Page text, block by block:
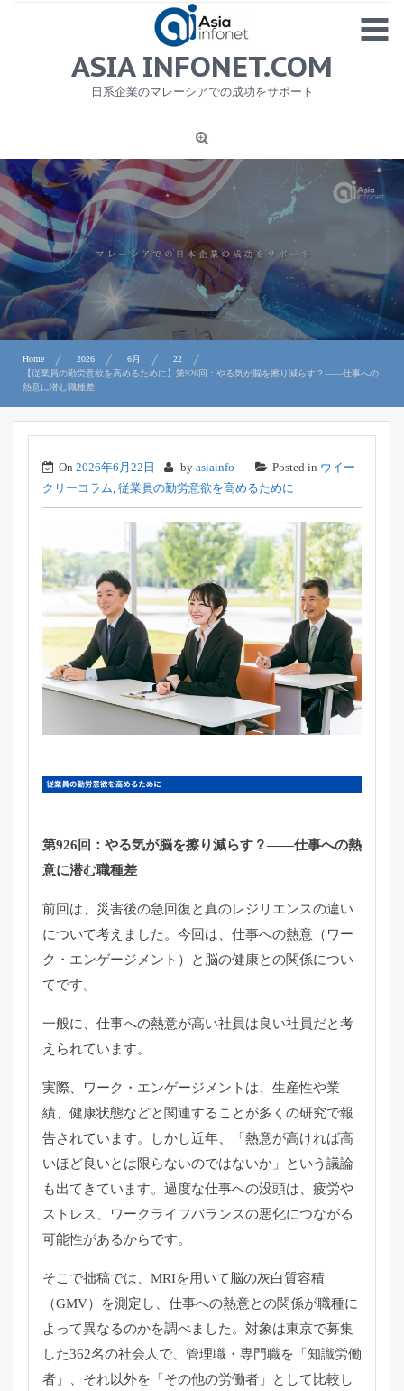
MENU
1
ニュース
労務サービス
プライバシーポリシー及び著作権について
お問合せ
ASIA INFONET.COM
日系企業のマレーシアでの成功をサポート
Home 2026 6月
22
【従業員の勤労意欲を高めるために】第926回：やる気が脳を擦り減らす？――仕事への
熱意に潜む職種差
On 2026年6月22日 by asiainfo Posted in ウイー
クリーコラム 従業員の勤労意欲を高めるために
第926回：やる気が脳を擦り減らす？――仕事への熱
意に潜む職種差
前回は、災害後の急回復と真のレジリエンスの違い
について考えました。今回は、仕事への熱意（ワー
ク・エンゲージメント）と脳の健康との関係につい
てです。
一般に、仕事への熱意が高い社員は良い社員だと考
えられています。
実際、ワーク・エンゲージメントは、生産性や業
績、健康状態などと関連することが多くの研究で報
告されています。しかし近年、「熱意が高ければ高
いほど良いとは限らないのではないか」という議論
も出てきています。過度な仕事への没頭は、疲労や
ストレス、ワークライフバランスの悪化につながる
可能性があるからです。
そこで拙稿では、 MRIを用いて脳の灰白質容積
（GMV）を測定し、仕事への熱意との関係が職種に
よって異なるのかを調べました。対象は東京で募集
した362名の社会人で、管理職・専門職を「知識労働
者」、それ以外を「その他の労働者」として比較し